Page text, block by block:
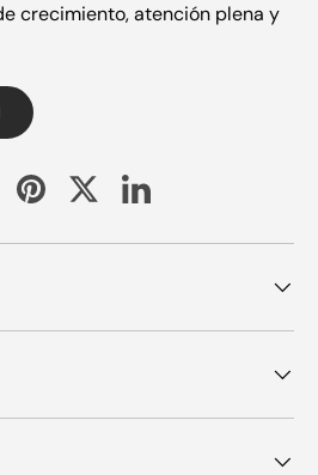
crecimiento, atención plena y
PinterestTwitterLinkedIn